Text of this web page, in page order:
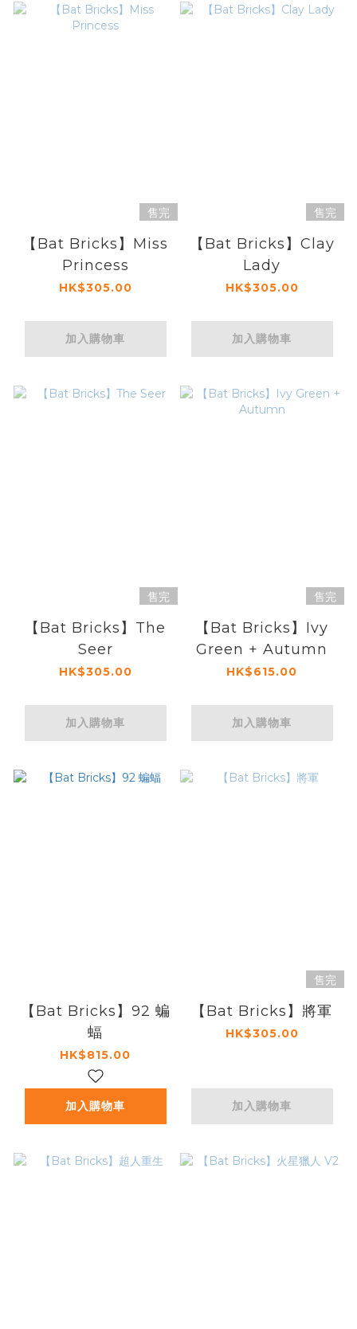
售完
【Bat Bricks】Miss
Princess
HK$305.00
加入購物車
售完
【Bat Bricks】Clay
Lady
HK$305.00
加入購物車
售完
【Bat Bricks】The
Seer
HK$305.00
加入購物車
售完
【Bat Bricks】Ivy
Green + Autumn
HK$615.00
加入購物車
【Bat Bricks】92 蝙
蝠
HK$815.00
加入購物車
售完
【Bat Bricks】將軍
HK$305.00
加入購物車